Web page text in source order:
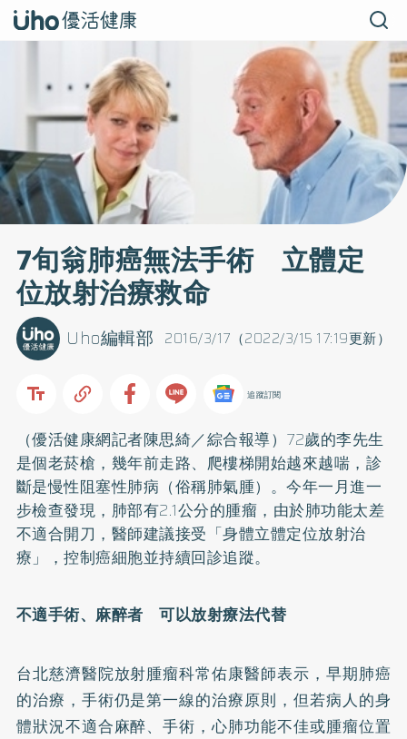
7旬翁肺癌無法手術 立體定
位放射治療救命
2016/3/17（2022/3/15 17:19更新）
Uho編輯部
追蹤訂閱
（優活健康網記者陳思綺／綜合報導）72歲的李先生
是個老菸槍，幾年前走路、爬樓梯開始越來越喘，診
斷是慢性阻塞性肺病 （俗稱肺氣腫）。今年一月進一
步檢查發現，肺部有2.1公分的腫瘤，由於肺功能太差
不適合開刀，醫師建議接受「身體立體定位放射治
療」，控制癌細胞並持續回診追蹤。
不適手術、麻醉者 可以放射療法代替
台北慈濟醫院放射腫瘤科常佑康醫師表示，早期肺癌
的治療，手術仍是第一線的治療原則，但若病人的身
體狀況不適合麻醉、手術，心肺功能不佳或腫瘤位置